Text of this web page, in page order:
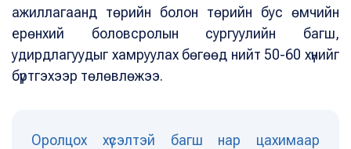
ажиллагаанд төрийн болон төрийн бус өмчийн
ерөнхий боловсролын сургуулийн багш,
удирдлагуудыг хамруулах бөгөөд нийт 50-60 хүнийг
бүртгэхээр төлөвлөжээ.
Оролцох хүсэлтэй багш нар цахимаар